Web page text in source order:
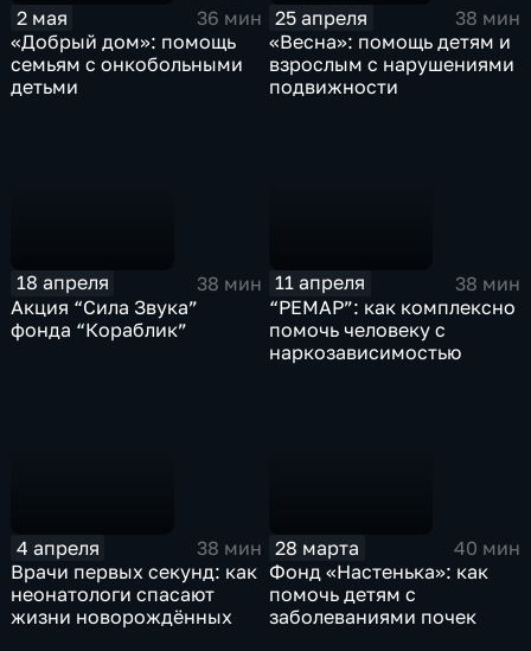
2 мая
36 мин
«Добрый дом»: помощь
семьям с онкобольными
детьми
25 апреля
38 мин
«Весна»: помощь детям и
взрослым с нарушениями
подвижности
18 апреля
38 мин
Акция “Сила Звука”
фонда “Кораблик”
11 апреля
38 мин
“РЕМАР”: как комплексно
помочь человеку с
наркозависимостью
4 апреля
38 мин
Врачи первых секунд: как
неонатологи спасают
жизни новорождённых
28 марта
40 мин
Фонд «Настенька»: как
помочь детям с
заболеваниями почек